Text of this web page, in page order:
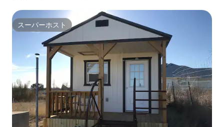
スーパーホスト
スーパーホスト